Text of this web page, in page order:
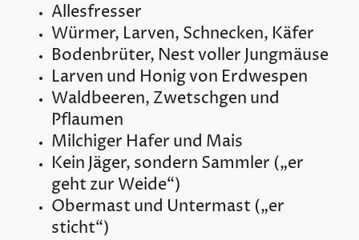
Allesfresser
Würmer, Larven, Schnecken, Käfer
Bodenbrüter, Nest voller Jungmäuse
Larven und Honig von Erdwespen
Waldbeeren, Zwetschgen und
Pflaumen
Milchiger Hafer und Mais
Kein Jäger, sondern Sammler („er
geht zur Weide“)
Obermast und Untermast („er
sticht“)